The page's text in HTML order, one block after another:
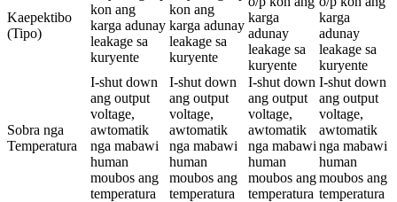
Kaepektibo
(Tipo)
kon ang
karga adunay
leakage sa
kuryente
kon ang
karga adunay
leakage sa
kuryente
karga
adunay
leakage sa
kuryente
karga
adunay
leakage sa
kuryente
Sobra nga
Temperatura
I-shut down
ang output
voltage,
awtomatik
nga mabawi
human
moubos ang
temperatura
I-shut down
ang output
voltage,
awtomatik
nga mabawi
human
moubos ang
temperatura
I-shut down
ang output
voltage,
awtomatik
nga mabawi
human
moubos ang
temperatura
I-shut down
ang output
voltage,
awtomatik
nga mabawi
human
moubos ang
temperatura